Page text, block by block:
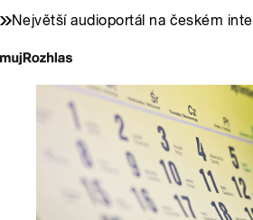
Největší audioportál na českém